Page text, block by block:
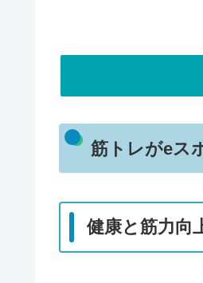
筋トレがeス
健康と筋力向